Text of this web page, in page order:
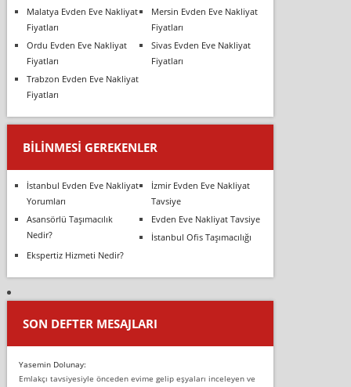
Malatya Evden Eve Nakliyat
Fiyatları
Mersin Evden Eve Nakliyat
Fiyatları
Ordu Evden Eve Nakliyat
Fiyatları
Sivas Evden Eve Nakliyat
Fiyatları
Trabzon Evden Eve Nakliyat
Fiyatları
BILINMESI GEREKENLER
İstanbul Evden Eve Nakliyat
Yorumları
İzmir Evden Eve Nakliyat
Tavsiye
Asansörlü Taşımacılık
Nedir?
Evden Eve Nakliyat Tavsiye
İstanbul Ofis Taşımacılığı
Ekspertiz Hizmeti Nedir?
SON DEFTER MESAJLARI
Yasemin Dolunay:
Emlakçı tavsiyesiyle önceden evime gelip eşyaları inceleyen ve